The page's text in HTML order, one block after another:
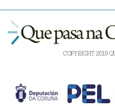
COPYRIGHT 2019